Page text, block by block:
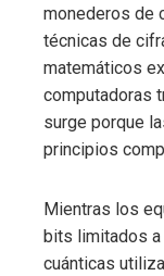
monederos de
técnicas de
matemáticos
computadoras
surge porque
principios
Mientras los
bits limitados a
cuánticas